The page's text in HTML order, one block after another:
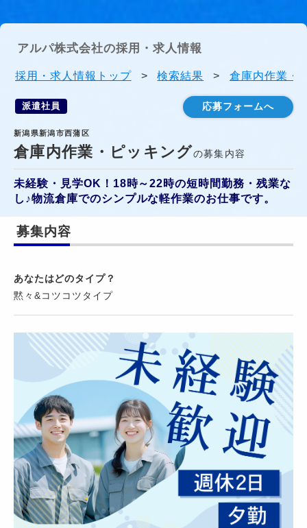
アルパ株式会社の採用・求人情報
採用・求人情報トップ > 検索結果 > 倉庫内作業・
派遣社員 応募フォームへ
新潟県新潟市西蒲区
倉庫内作業・ピッキングの募集内容
未経験・見学OK！18時～22時の短時間勤務・残業な
し♪物流倉庫でのシンプルな軽作業のお仕事です。
募集内容
あなたはどのタイプ？
黙々&コツコツタイプ